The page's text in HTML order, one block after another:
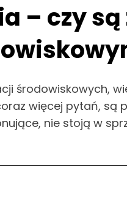
– czy są
środowiskowych,
więcej pytań, są
nie stoją w